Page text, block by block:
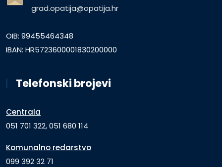
grad.opatija@opatija.hr
OIB: 99455464348
IBAN: HR5723600001830200000
Telefonski brojevi
Centrala
051 701 322, 051 680 114
Komunalno redarstvo
099 392 32 71